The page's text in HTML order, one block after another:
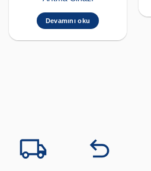
Devamını oku